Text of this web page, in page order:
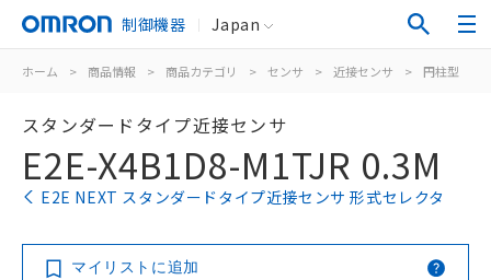
制御機器 Japan
ホーム > 商品情報 > 商品カテゴリ > センサ > 近接センサ > 円柱型
スタンダードタイプ近接センサ
E2E-X4B1D8-M1TJR 0.3M
E2E NEXT スタンダードタイプ近接センサ 形式セレクタ
マイリストに追加